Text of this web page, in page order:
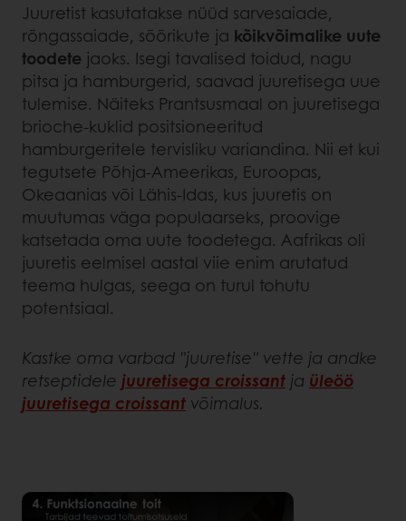
Juuretist kasutatakse nüüd sarvesaiade,
rõngassaiade, sõõrikute ja kõikvõimalike uute
toodete jaoks. Isegi tavalised toidud, nagu
pitsa ja hamburgerid, saavad juuretisega uue
tulemise. Näiteks Prantsusmaal on juuretisega
brioche-kuklid positsioneeritud
hamburgeritele tervisliku variandina. Nii et kui
tegutsete Põhja-Ameerikas, Euroopas,
Okeaanias või Lähis-Idas, kus juuretis on
muutumas väga populaarseks, proovige
katsetada oma uute toodetega. Aafrikas oli
juuretis eelmisel aastal viie enim arutatud
teema hulgas, seega on turul tohutu
potentsiaal.
Kastke oma varbad "juuretise" vette ja andke
retseptidele juuretisega croissant ja üleöö
juuretisega croissant võimalus.